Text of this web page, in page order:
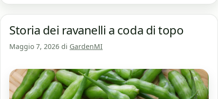
Storia dei ravanelli a coda di topo
Maggio 7, 2026 di GardenMI